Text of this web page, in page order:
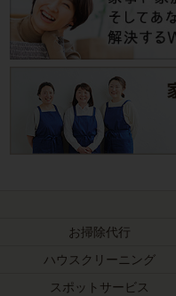
お掃除代行
ハウスクリーニング
スポットサービス